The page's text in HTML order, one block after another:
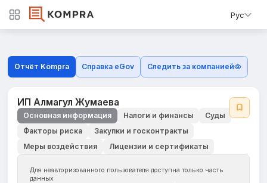
Рус
Отчёт Kompra Справка eGov Следить за компанией
ИП Алмагул Жумаева
Основная информация Налоги и финансы
Суды
Факторы риска
Закупки и госконтракты
Меры воздействия
Лицензии и сертификаты
Для неавторизованного пользователя доступна только часть
данных